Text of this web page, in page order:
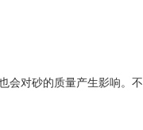
对砂的质量产生影响。不